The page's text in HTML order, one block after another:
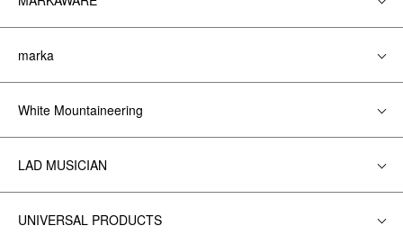
marka
White Mountaineering
LAD MUSICIAN
UNIVERSAL PRODUCTS